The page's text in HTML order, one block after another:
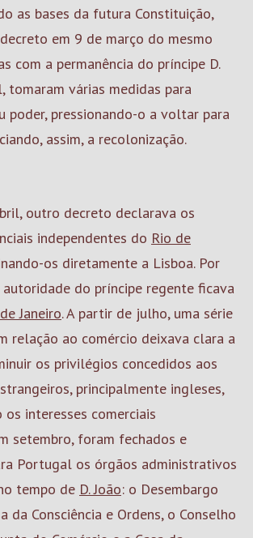
as bases da futura Constituição,
em 9 de março do mesmo
com a permanência do príncipe D.
tomaram várias medidas para
poder, pressionando-o a voltar para
assim, a recolonização.
outro decreto declarava os
independentes do Rio de
os diretamente a Lisboa. Por
do príncipe regente ficava
Janeiro. A partir de julho, uma série
relação ao comércio deixava clara a
os privilégios concedidos aos
principalmente ingleses,
interesses comerciais
setembro, foram fechados e
Portugal os órgãos administrativos
tempo de D. João: o Desembargo
da Consciência e Ordens, o Conselho